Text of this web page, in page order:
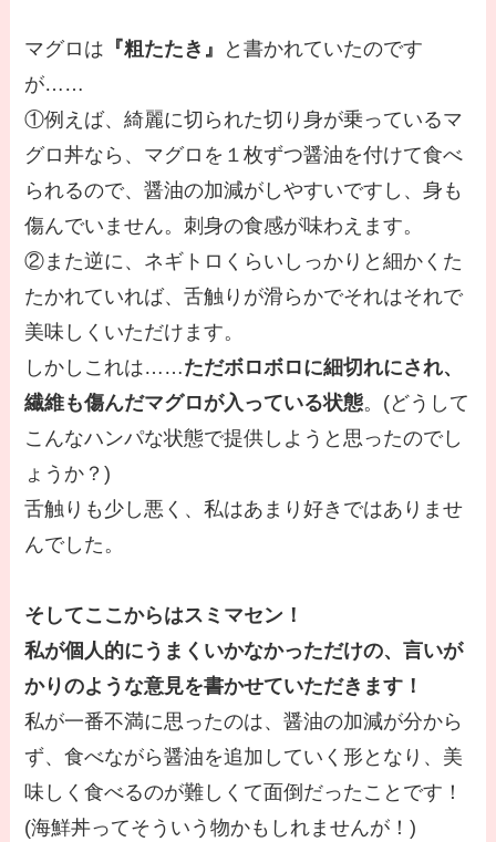
マグロは 『粗たたき』
と書かれていたのです
が……
①例えば、綺麗に切られた切り身が乗っているマ
グロ丼なら、マグロを１枚ずつ醤油を付けて食べ
られるので、醤油の加減がしやすいですし、身も
傷んでいません。刺身の食感が味わえます。
②また逆に、ネギトロくらいしっかりと細かくた
たかれていれば、舌触りが滑らかでそれはそれで
美味しくいただけます。
しかしこれは……ただボロボロに細切れにされ、
繊維も傷んだマグロが入っている状態。(どうして
こんなハンパな状態で提供しようと思ったのでし
ょうか？)
舌触りも少し悪く、私はあまり好きではありませ
んでした。
そしてここからはスミマセン！
私が個人的にうまくいかなかっただけの、言いが
かりのような意見を書かせていただきます！
私が一番不満に思ったのは、醤油の加減が分から
ず、食べながら醤油を追加していく形となり、美
味しく食べるのが難しくて面倒だったことです！
(海鮮丼ってそういう物かもしれませんが！)